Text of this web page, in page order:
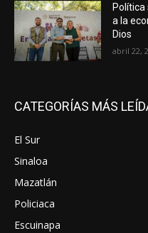
a la
Dios
abril 22,
CATEGORÍAS MÁS
El Sur
Sinaloa
Mazatlán
Policiaca
Escuinapa